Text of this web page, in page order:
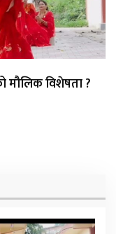
मौलिक विशेषता ?